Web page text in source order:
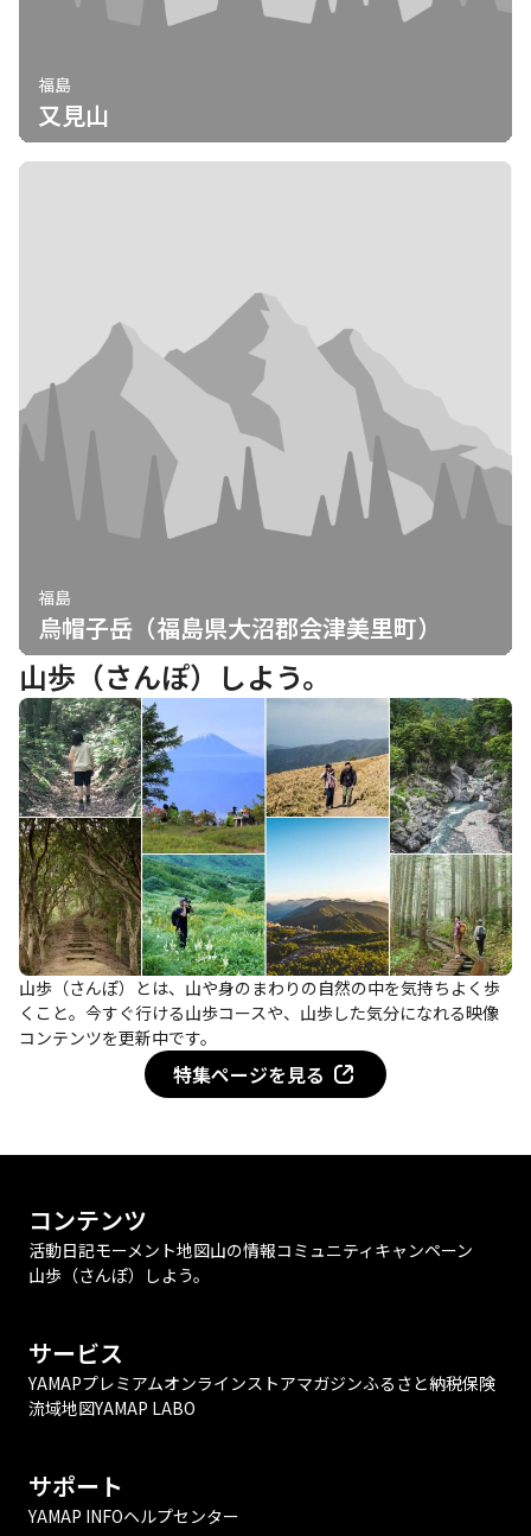
福島
又見山
福島
烏帽子岳（福島県大沼郡会津美里町）
山歩（さんぽ）しよう。
山歩（さんぽ）とは、山や身のまわりの自然の中を気持ちよく歩
くこと。今すぐ行ける山歩コースや、山歩した気分になれる映像
コンテンツを更新中です。
特集ページを見る
コンテンツ
活動日記モーメント地図山の情報コミュニティ キャンペーン
山歩（さんぽ）しよう。
サービス
YAMAPプレミアムオンラインストアマガジンふるさと納税保険
流域地図YAMAP LABO
サポート
YAMAP INFOヘルプセンター